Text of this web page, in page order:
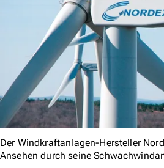
Der Windkraftanlagen-Hersteller
Ansehen durch seine